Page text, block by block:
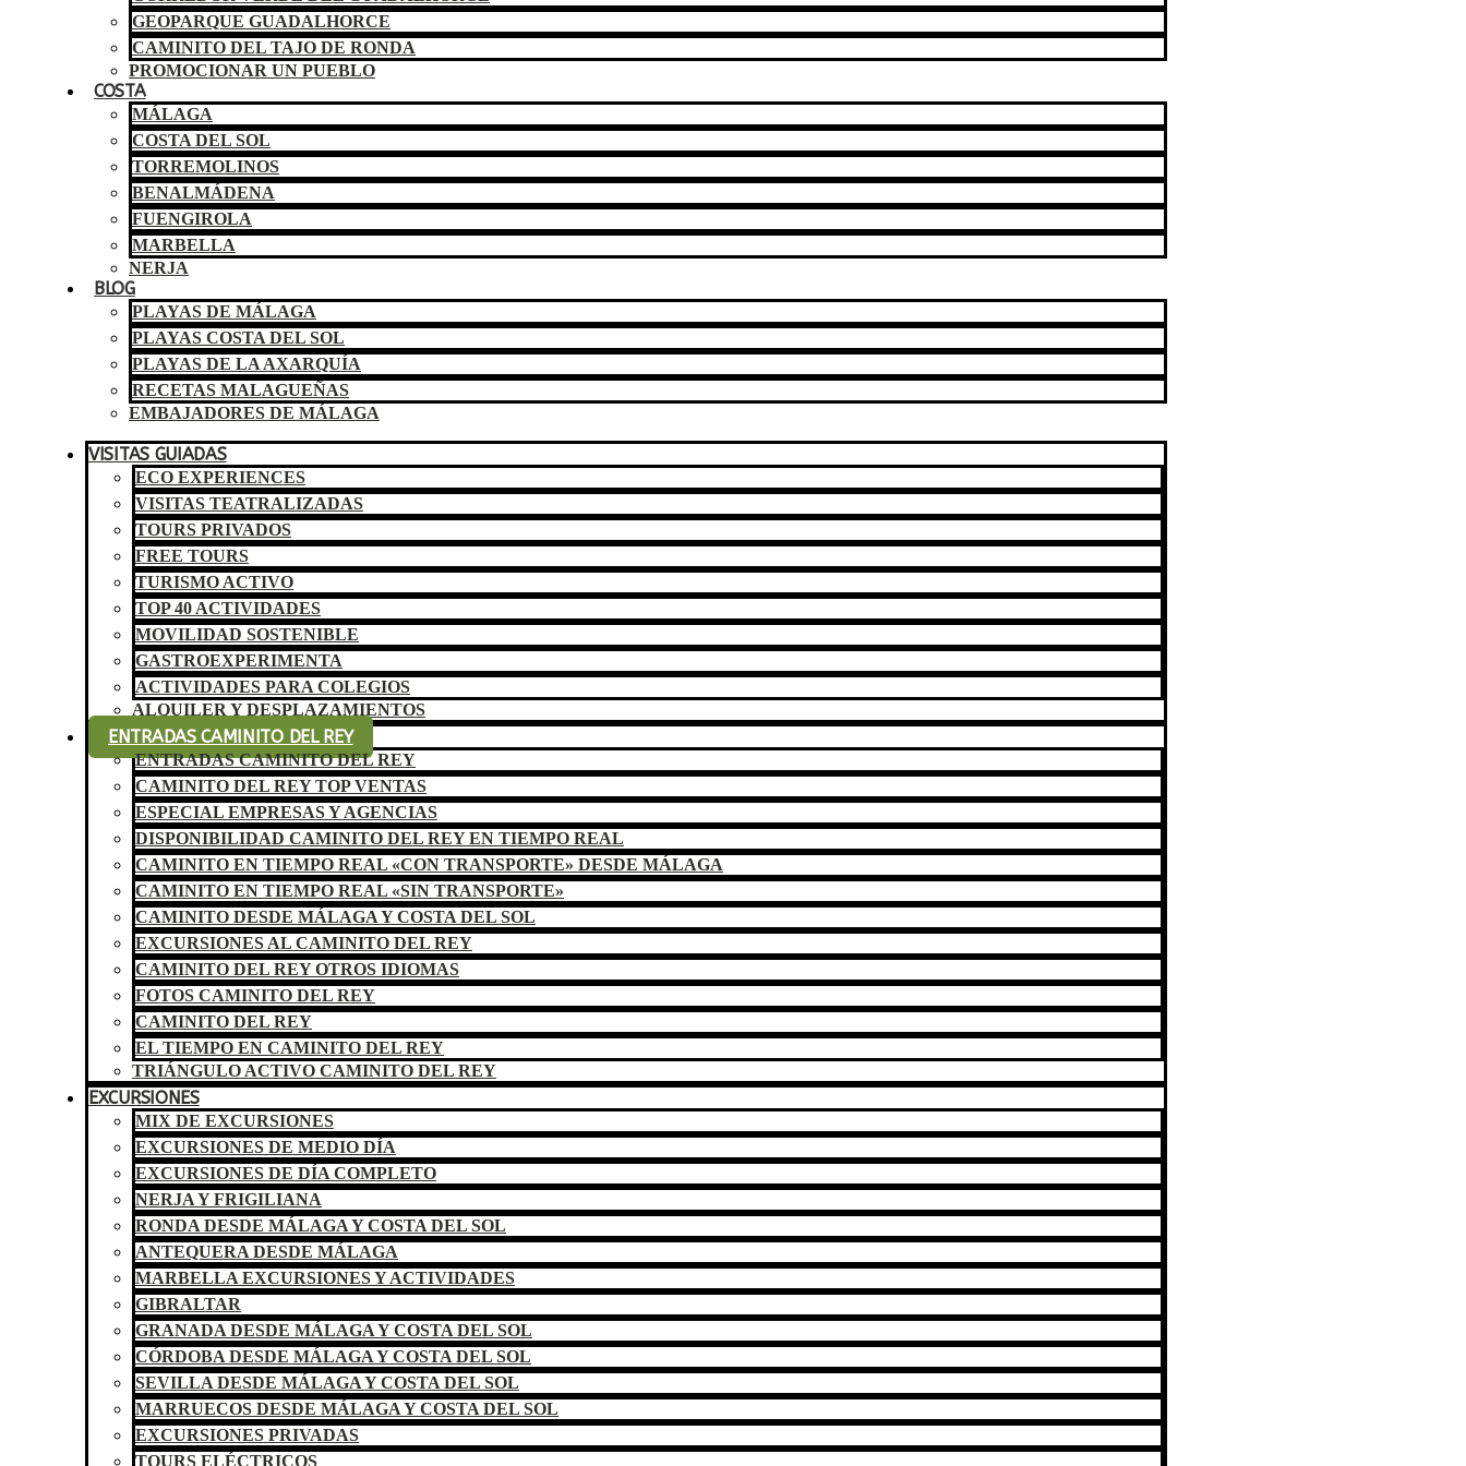
GEOPARQUE GUADALHORCE
CAMINITO DEL TAJO DE RONDA
PROMOCIONAR UN PUEBLO
COSTA
MÁLAGA
COSTA DEL SOL
TORREMOLINOS
BENALMÁDENA
FUENGIROLA
MARBELLA
NERJA
BLOG
PLAYAS DE MÁLAGA
PLAYAS COSTA DEL SOL
PLAYAS DE LA AXARQUÍA
RECETAS MALAGUEÑAS
EMBAJADORES DE MÁLAGA
VISITAS GUIADAS
ECO EXPERIENCES
VISITAS TEATRALIZADAS
TOURS PRIVADOS
FREE TOURS
TURISMO ACTIVO
TOP 40 ACTIVIDADES
MOVILIDAD SOSTENIBLE
GASTROEXPERIMENTA
ACTIVIDADES PARA COLEGIOS
ALQUILER Y DESPLAZAMIENTOS
ENTRADAS CAMINITO DEL REY
ENTRADAS CAMINITO DEL REY
CAMINITO DEL REY TOP VENTAS
ESPECIAL EMPRESAS Y AGENCIAS
DISPONIBILIDAD CAMINITO DEL REY EN TIEMPO REAL
CAMINITO EN TIEMPO REAL «CON TRANSPORTE» DESDE MÁLAGA
CAMINITO EN TIEMPO REAL «SIN TRANSPORTE»
CAMINITO DESDE MÁLAGA Y COSTA DEL SOL
EXCURSIONES AL CAMINITO DEL REY
CAMINITO DEL REY OTROS IDIOMAS
FOTOS CAMINITO DEL REY
CAMINITO DEL REY
EL TIEMPO EN CAMINITO DEL REY
TRIÁNGULO ACTIVO CAMINITO DEL REY
EXCURSIONES
MIX DE EXCURSIONES
EXCURSIONES DE MEDIO DÍA
EXCURSIONES DE DÍA COMPLETO
NERJA Y FRIGILIANA
RONDA DESDE MÁLAGA Y COSTA DEL SOL
ANTEQUERA DESDE MÁLAGA
MARBELLA EXCURSIONES Y ACTIVIDADES
GIBRALTAR
GRANADA DESDE MÁLAGA Y COSTA DEL SOL
CÓRDOBA DESDE MÁLAGA Y COSTA DEL SOL
SEVILLA DESDE MÁLAGA Y COSTA DEL SOL
MARRUECOS DESDE MÁLAGA Y COSTA DEL SOL
EXCURSIONES PRIVADAS
TOURS ELÉCTRICOS